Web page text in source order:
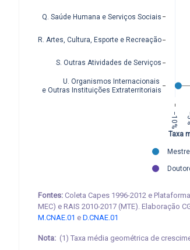
−10%
U. Organismos Internacionais
e Outras Instituições Extraterritoriais
S. Outras Atividades de Serviços
R. Artes, Cultura, Esporte e Recreação
Q. Saúde Humana e Serviços Sociais
Taxa
Fontes: Coleta Capes 1996-2012 e
MEC) e RAIS 2010-2017 (MTE). Elaboração
M.CNAE.01 e D.CNAE.01
Nota: (1) Taxa média geométrica de